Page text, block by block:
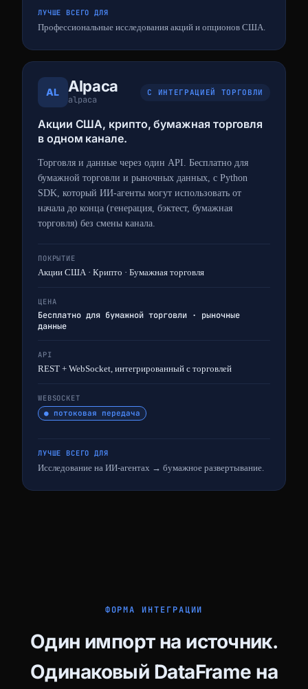
ЛУЧШЕ ВСЕГО ДЛЯ
Профессиональные исследования акций и опционов США.
AL Alpaca
alpaca
С ИНТЕГРАЦИЕЙ ТОРГОВЛИ
Акции США, крипто, бумажная торговля
в одном канале.
Торговля и данные через один API. Бесплатно для
бумажной торговли и рыночных данных, с Python
SDK, который ИИ-агенты могут использовать от
начала до конца (генерация, бэктест, бумажная
торговля) без смены канала.
ПОКРЫТИЕ
Акции США · Крипто · Бумажная торговля
ЦЕНА
Бесплатно для бумажной торговли · рыночные
данные
API
REST + WebSocket, интегрированный с торговлей
WEBSOCKET
● потоковая передача
ЛУЧШЕ ВСЕГО ДЛЯ
Исследование на ИИ-агентах → бумажное развертывание.
ФОРМА ИНТЕГРАЦИИ
Один импорт на источник.
Одинаковый DataFrame на